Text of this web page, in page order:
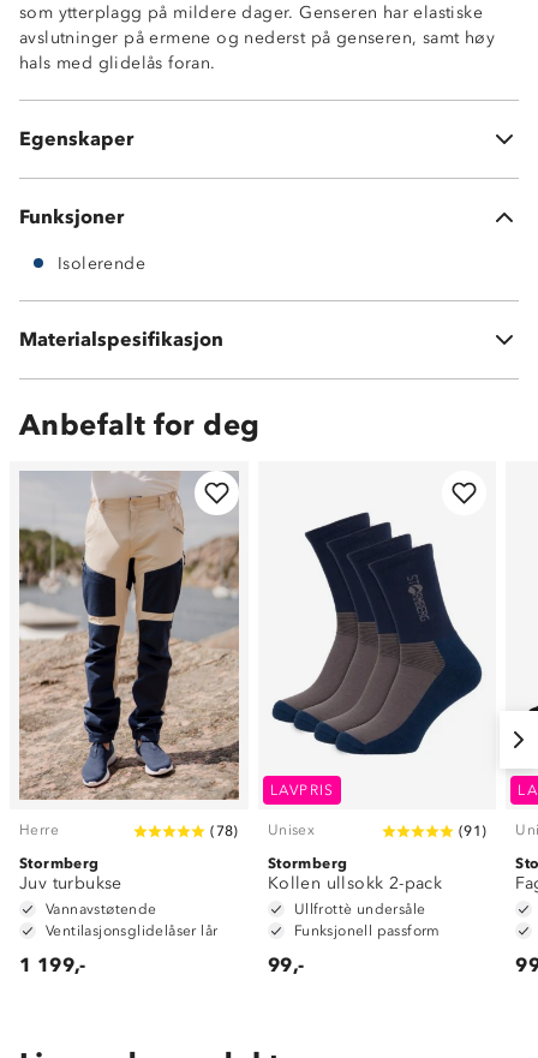
som ytterplagg på mildere dager. Genseren har elastiske
avslutninger på ermene og nederst på genseren, samt høy
hals med glidelås foran.
Egenskaper
Elastikk på ermer
Funksjoner
Isolerende
Materialspesifikasjon
100 % polyester
Anbefalt for deg
Herre (78)
Stormberg
Juv turbukse
Vannavstøtende
Ventilasjonsglidelåser lår
1 199,-
LAVPRIS
Unisex (91 )
Stormberg
Kollen ullsokk 2-pack
Ullfrottè undersåle
Funksjonell passform
99,-